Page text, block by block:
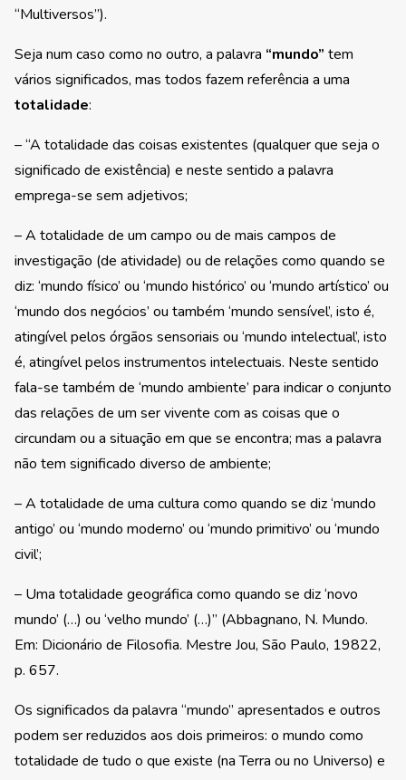
“Multiversos”).
Seja num caso como no outro, a palavra “mundo” tem
vários significados, mas todos fazem referência a uma
totalidade:
– “A totalidade das coisas existentes (qualquer que seja o
significado de existência) e neste sentido a palavra
emprega-se sem adjetivos;
– A totalidade de um campo ou de mais campos de
investigação (de atividade) ou de relações como quando se
diz: ‘mundo físico’ ou ‘mundo histórico’ ou ‘mundo artístico’ ou
‘mundo dos negócios’ ou também ‘mundo sensível’, isto é,
atingível pelos órgãos sensoriais ou ‘mundo intelectual’, isto
é, atingível pelos instrumentos intelectuais. Neste sentido
fala-se também de ‘mundo ambiente’ para indicar o conjunto
das relações de um ser vivente com as coisas que o
circundam ou a situação em que se encontra; mas a palavra
não tem significado diverso de ambiente;
– A totalidade de uma cultura como quando se diz ‘mundo
antigo’ ou ‘mundo moderno’ ou ‘mundo primitivo’ ou ‘mundo
civil’;
– Uma totalidade geográfica como quando se diz ‘novo
mundo’ (…) ou ‘velho mundo’ (…)” (Abbagnano, N. Mundo.
Em: Dicionário de Filosofia. Mestre Jou, São Paulo, 19822,
p. 657.
Os significados da palavra “mundo” apresentados e outros
podem ser reduzidos aos dois primeiros: o mundo como
totalidade de tudo o que existe (na Terra ou no Universo) e